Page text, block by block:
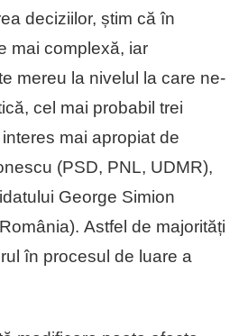
deciziilor, știm că în
mai complexă, iar
mereu la nivelul la care ne-
cel mai probabil trei
mai apropiat de
(PSD, PNL, UDMR),
George Simion
Astfel de majorități
în procesul de luare a